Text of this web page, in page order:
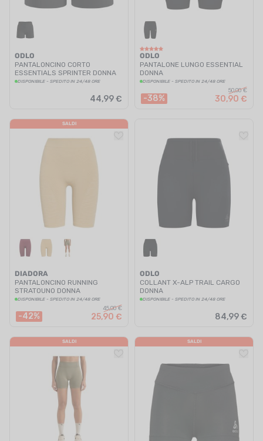
ODLO
PANTALONCINO CORTO
ESSENTIALS SPRINTER DONNA
DISPONIBILE - SPEDITO IN 24/48 ORE
44,99 €
ODLO
PANTALONE LUNGO ESSENTIAL
DONNA
DISPONIBILE - SPEDITO IN 24/48 ORE
-38%
50,00 €
30,90 €
SALDI
DIADORA
PANTALONCINO RUNNING
STRATOUNO DONNA
DISPONIBILE - SPEDITO IN 24/48 ORE
-42%
45,00 €
25,90 €
ODLO
COLLANT X-ALP TRAIL CARGO
DONNA
DISPONIBILE - SPEDITO IN 24/48 ORE
84,99 €
SALDI SALDI